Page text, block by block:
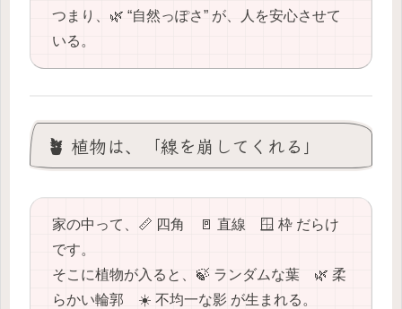
つまり、🌿 “自然っぽさ” が、人を安心させて
いる。
🪴 植物は、「線を崩してくれる」
家の中って、📏 四角 🚪 直線 🪟 枠 だらけ
です。
そこに植物が入ると、🍃 ランダムな葉 🌿 柔
らかい輪郭 ☀️ 不均一な影 が生まれる。